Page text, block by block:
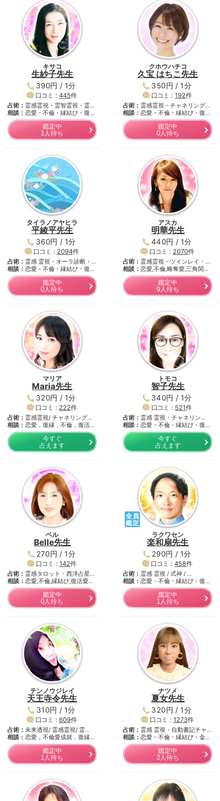
キサコ
生紗子先生
390円 / 1分
口コミ： 445件
占術： 霊感霊視・霊智霊視・霊
聴・…
相談： 恋愛・不倫・縁結び・復活
愛…
鑑定中
1人待ち
クホウハチコ
久宝 はちこ先生
350円 / 1分
口コミ：192件
占術： 霊感霊視・チャネリング・
霊…
相談：恋愛・不倫・縁結び・復活
愛…
鑑定中
0人待ち
タイラノアヤヒラ
平綾平先生
360円 / 1分
口コミ： 2094件
占術： 霊感 霊視・オーラ診断・
守…
相談： 恋愛・不倫・縁結び・復活
愛…
鑑定中
0人待ち
アスカ
明華先生
440円 / 1分
口コミ： 2070件
占術： 霊感霊視・ツインレイ・ツ
イ…
相談：恋愛,不倫,略奪愛,三角関…
鑑定中
9人待ち
マリア
Maria先生
320円 / 1分
口コミ： 222件
占術： 霊感霊視/ チャネリング・
…
相談： 恋愛，復縁，不倫，復活
愛，…
今すぐ
占えます
トモコ
智子先生
340円 / 1分
口コミ： 521件
占術： 霊感 霊視・チャネリン
グ・…
相談：恋愛・不倫・縁結び・復活
愛…
今すぐ
占えます
ベル
Belle先生
270円 / 1分
口コミ： 142件
占術： 霊感タロット・西洋占星
術・…
相談： 恋愛,不倫,縁結び,復活愛…
鑑定中
0人待ち
全員
鑑定
ラクワセン
楽和扇先生
290円 / 1分
口コミ：458件
占術： 霊感 霊視 / 式神 / …
相談：恋愛・不倫・縁結び・復活
愛…
鑑定中
1人待ち
テンノウジレイ
天王寺令先生
310円 / 1分
口コミ： 609件
占術： 未来透視/ 霊感霊視/ 霊…
相談： 恋愛，不倫愛成就，復縁，
復…
鑑定中
1人待ち
ナツメ
夏女先生
320円 / 1分
口コミ： 1273件
占術： 霊感 霊視・自動書記チャ
ネ…
相談：恋愛・不倫・縁結び・金
銭・…
鑑定中
2人待ち